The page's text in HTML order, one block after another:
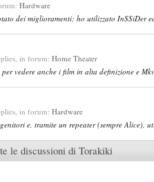
Hardware
dei miglioramenti; ho utilizzato InSSiDer
in forum: Home Theater
vedere anche i film in alta definizione e
in forum: Hardware
e, tramite un repeater (sempre Alice),
le discussioni di Torakiki